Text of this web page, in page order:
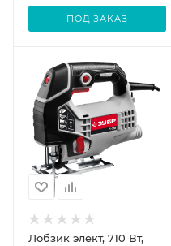
ПОД ЗАКАЗ
Лобзик элект, 710 Вт,